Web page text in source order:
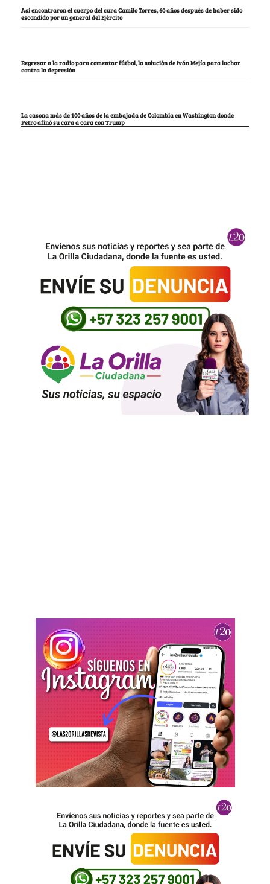
Así encontraron el cuerpo del cura Camilo Torres, 60 años después de haber sido
escondido por un general del Ejército
Regresar a la radio para comentar fútbol, la solución de Iván Mejía para luchar
contra la depresión
La casona más de 100 años de la embajada de Colombia en Washington donde
Petro afinó su cara a cara con Trump